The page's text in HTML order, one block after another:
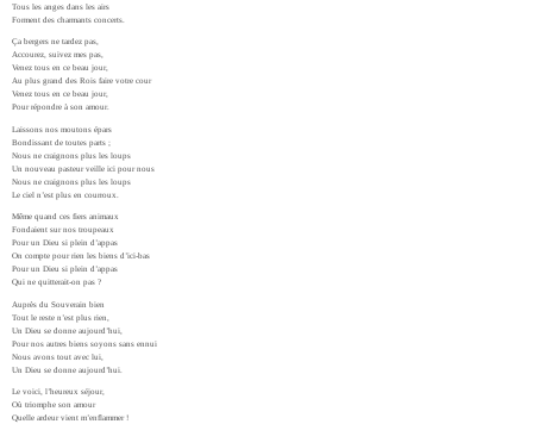
Tous les anges dans les airs
Forment des charmants concerts.
Ça bergers ne tardez pas,
Accourez, suivez mes pas,
Venez tous en ce beau jour,
Au plus grand des Rois faire votre cour
Venez tous en ce beau jour,
Pour répondre à son amour.
Laissons nos moutons épars
Bondissant de toutes parts ;
Nous ne craignons plus les loups
Un nouveau pasteur veille ici pour nous
Nous ne craignons plus les loups
Le ciel n’est plus en courroux.
Même quand ces fiers animaux
Fondaient sur nos troupeaux
Pour un Dieu si plein d’appas
On compte pour rien les biens d’ici-bas
Pour un Dieu si plein d’appas
Qui ne quitterait-on pas ?
Auprès du Souverain bien
Tout le reste n’est plus rien,
Un Dieu se donne aujourd’hui,
Pour nos autres biens soyons sans ennui
Nous avons tout avec lui,
Un Dieu se donne aujourd’hui.
Le voici, l’heureux séjour,
Où triomphe son amour
Quelle ardeur vient m’enflammer !